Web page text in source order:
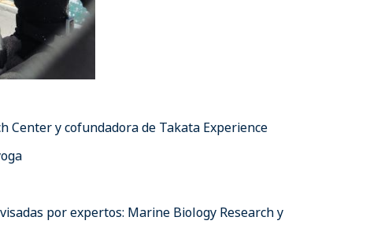
Center y cofundadora de Takata Experience
por expertos: Marine Biology Research y